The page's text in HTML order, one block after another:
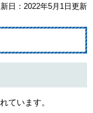
日：2022年5月1日更新
ています。